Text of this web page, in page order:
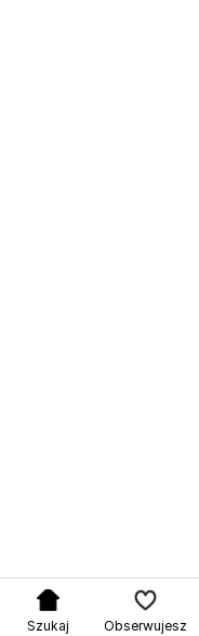
Szukaj Obserwujesz